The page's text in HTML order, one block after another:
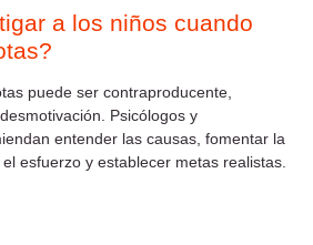
a los niños cuando
puede ser contraproducente,
Psicólogos y
entender las causas, fomentar la
esfuerzo y establecer metas realistas.